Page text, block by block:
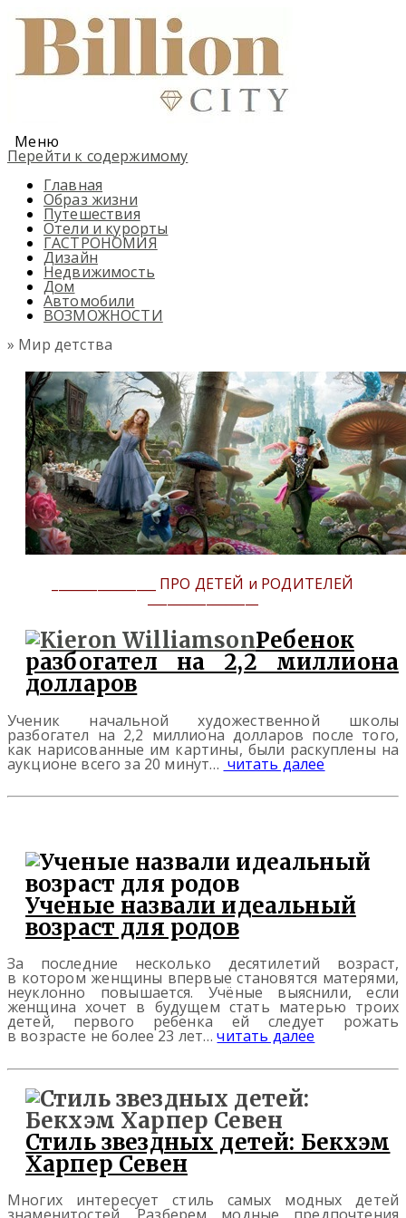
Меню
Перейти к содержимому
Главная
Образ жизни
Путешествия
Отели и курорты
ГАСТРОНОМИЯ
Дизайн
Недвижимость
Дом
Автомобили
ВОЗМОЖНОСТИ
» Мир детства
________________ ПРО ДЕТЕЙ и РОДИТЕЛЕЙ
_________________
Ребенок
разбогател на 2,2 миллиона
долларов
Ученик начальной художественной школы
разбогател на 2,2 миллиона долларов после того,
как нарисованные им картины, были раскуплены на
аукционе всего за 20 минут… читать далее
Ученые назвали идеальный
возраст для родов
За последние несколько десятилетий возраст,
в котором женщины впервые становятся матерями,
неуклонно повышается. Учёные выяснили, если
женщина хочет в будущем стать матерью троих
детей, первого ребенка ей следует рожать
в возрасте не более 23 лет…читать далее
Стиль звездных детей: Бекхэм
Харпер Севен
Многих интересует стиль самых модных детей